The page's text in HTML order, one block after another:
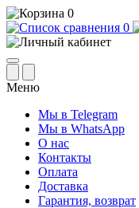
0
0
Меню
Мы в Telegram
Мы в WhatsApp
О нас
Контакты
Оплата
Доставка
Гарантия, возврат